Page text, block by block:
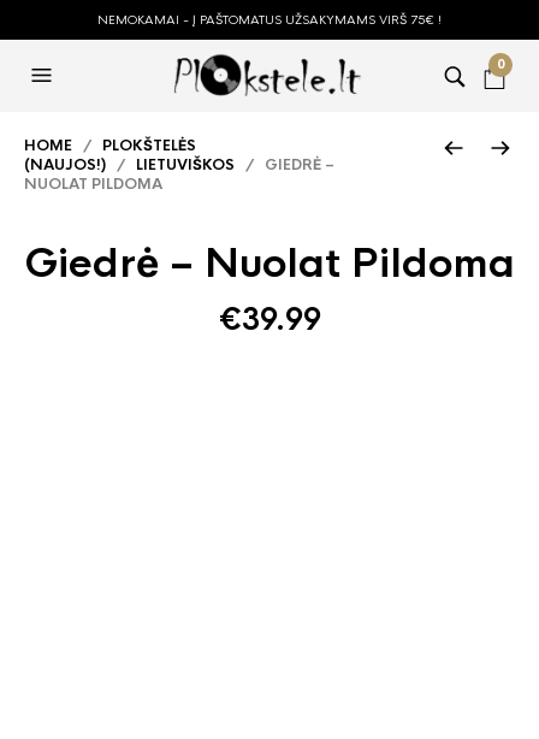
NEMOKAMAI - Į PAŠTOMATUS UŽSAKYMAMS VIRŠ 75€ !
0
HOME / PLOKŠTELĖS
(NAUJOS!) / LIETUVIŠKOS / GIEDRĖ –
NUOLAT PILDOMA
Giedrė – Nuolat Pildoma
€39.99